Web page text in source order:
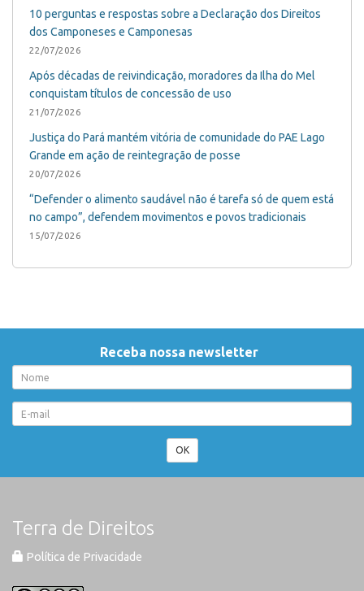
10 perguntas e respostas sobre a Declaração dos Direitos
dos Camponeses e Camponesas
22/07/2026
Após décadas de reivindicação, moradores da Ilha do Mel
conquistam títulos de concessão de uso
21/07/2026
Justiça do Pará mantém vitória de comunidade do PAE Lago
Grande em ação de reintegração de posse
20/07/2026
“Defender o alimento saudável não é tarefa só de quem está
no campo”, defendem movimentos e povos tradicionais
15/07/2026
Receba nossa newsletter
OK
Terra de Direitos
Política de Privacidade